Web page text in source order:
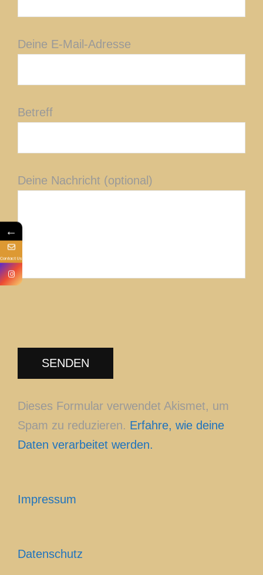
Deine E-Mail-Adresse
Betreff
Deine Nachricht (optional)
Dieses Formular verwendet Akismet, um
Spam zu reduzieren. Erfahre, wie deine
Daten verarbeitet werden.
Impressum
Datenschutz
←
Contact Us